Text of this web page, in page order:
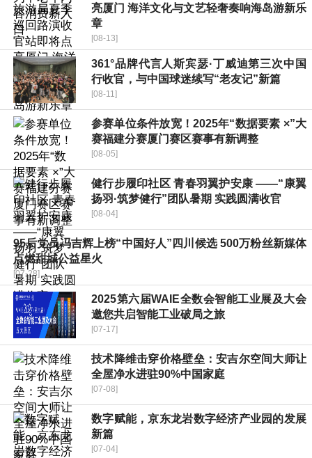
亮厦门 海洋文化与文艺轻奢奏响海岛游新乐
章
[08-13]
361°品牌代言人斯宾瑟·丁威迪第三次中国
行收官，与中国球迷续写“老友记”新篇
[08-11]
参赛单位条件放宽！2025年“数据要素 ×”大
赛福建分赛厦门赛区赛事有新调整
[08-05]
健行步履印社区 青春羽翼护安康 ——“康翼
扬羽·筑梦健行”团队暑期 实践圆满收官
[08-04]
95后党员冯吉辉上榜“中国好人”四川候选 500万粉丝新媒体
点燃甜城公益星火
[07-28]
2025第六届WAIE全数会智能工业展及大会
邀您共启智能工业破局之旅
[07-17]
技术降维击穿价格壁垒：安吉尔空间大师让
全屋净水进驻90%中国家庭
[07-08]
数字赋能，京东龙岩数字经济产业园的发展
新篇
[07-04]